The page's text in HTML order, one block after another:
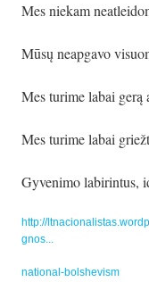
Mes niekam
Mūsų neapgavo
Mes turime labai gerą
Mes turime labai
Gyvenimo labirintus,
http://
gnos...
national-bolshevism